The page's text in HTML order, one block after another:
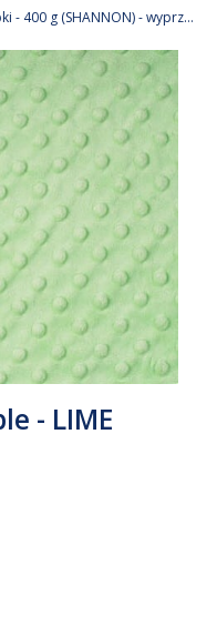
Minky kropki - 400 g (SHANNON) - wyprzedaż
- LIME